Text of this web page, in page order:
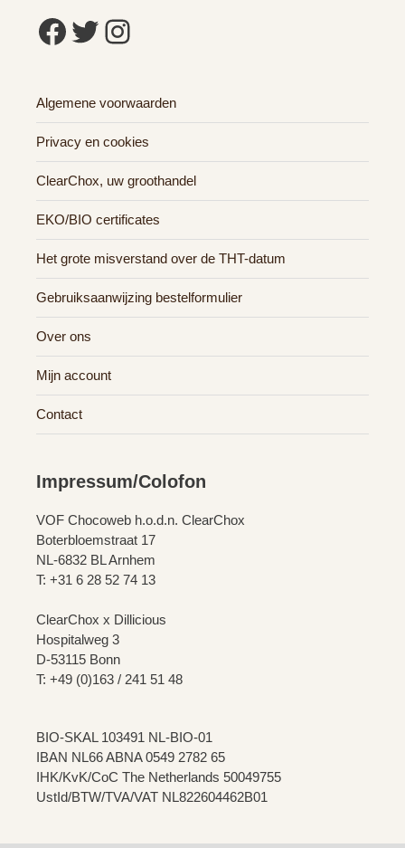
Facebook
Twitter
Instagram
Algemene voorwaarden
Privacy en cookies
ClearChox, uw groothandel
EKO/BIO certificates
Het grote misverstand over de THT-datum
Gebruiksaanwijzing bestelformulier
Over ons
Mijn account
Contact
Impressum/Colofon
VOF Chocoweb h.o.d.n. ClearChox
Boterbloemstraat 17
NL-6832 BL Arnhem
T: +31 6 28 52 74 13
ClearChox x Dillicious
Hospitalweg 3
D-53115 Bonn
T: +49 (0)163 / 241 51 48
BIO-SKAL 103491 NL-BIO-01
IBAN NL66 ABNA 0549 2782 65
IHK/KvK/CoC The Netherlands 50049755
UstId/BTW/TVA/VAT NL822604462B01